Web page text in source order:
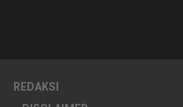
REDAKSI